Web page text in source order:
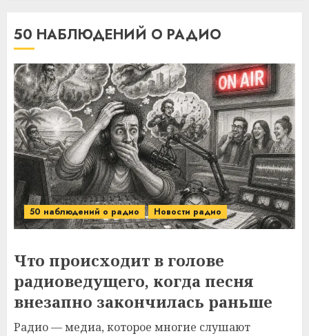
50 НАБЛЮДЕНИЙ О РАДИО
50 наблюдений о радио Новости радио
Что происходит в голове
радиоведущего, когда песня
внезапно закончилась раньше
Радио — медиа, которое многие слушают